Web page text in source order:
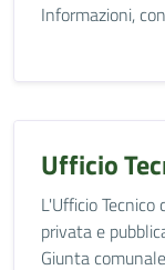
Informazioni,
Ufficio
L'Ufficio
privata e
Giunta